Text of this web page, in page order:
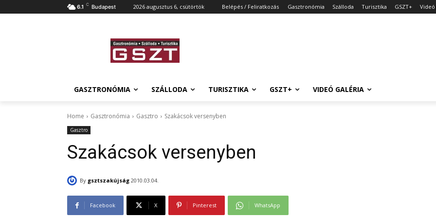
6.1 C Budapest 2026 augusztus 6, csütörtök Belépés / Feliratkozás Gasztronómia Szálloda Turisztika GSZT+ Videó
GASZTRONÓMIA SZÁLLODA TURISZTIKA GSZT+ VIDEÓ GALÉRIA
Home Gasztronómia Gasztro Szakácsok versenyben
Gasztro
Szakácsok versenyben
By gsztszakújság 2010.03.04.
Facebook X Pinterest WhatsApp